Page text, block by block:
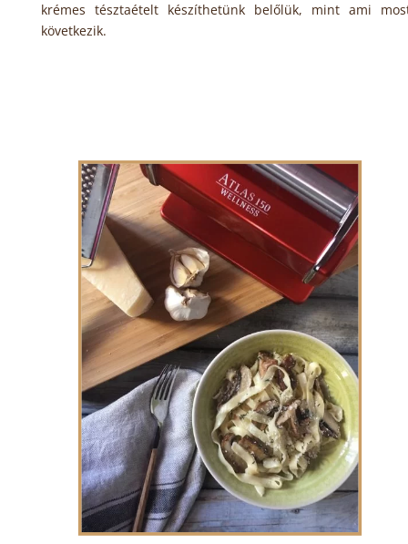
krémes tésztaételt készíthetünk belőlük, mint ami
következik.